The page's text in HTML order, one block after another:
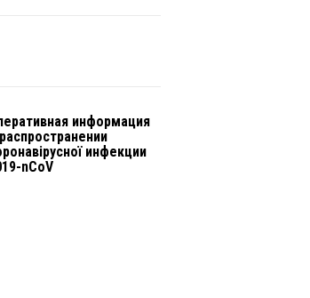
информация
инфекции
nCoV